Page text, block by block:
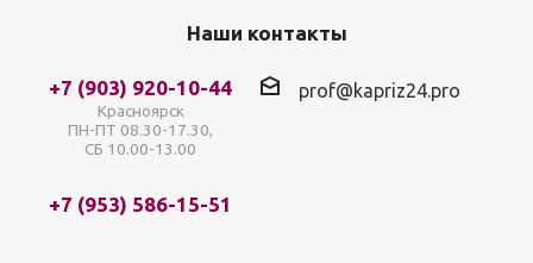
Наши контакты
+7 (903) 920-10-44
Красноярск
ПН-ПТ 08.30-17.30,
СБ 10.00-13.00
+7 (953) 586-15-51
prof@kapriz24.pro